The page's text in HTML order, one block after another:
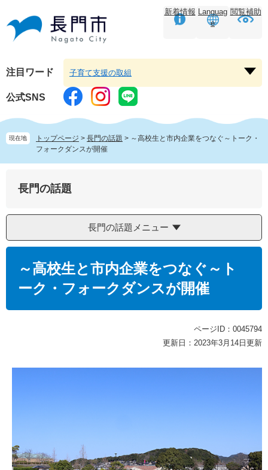
頭
す。
飛
し
本
文
へ
新着情報 Languag
e
閲覧補助
注目ワード
ー
子育て支援の取組
公式SNS
現在地 トップページ > 長門の話題 > ～高校生と市内企業をつなぐ～トーク・
フォークダンスが開催
長門の話題
長門の話題メニュー
～高校生と市内企業をつなぐ～ト
ーク・フォークダンスが開催
ページID：0045794
更新日：2023年3月14日更新